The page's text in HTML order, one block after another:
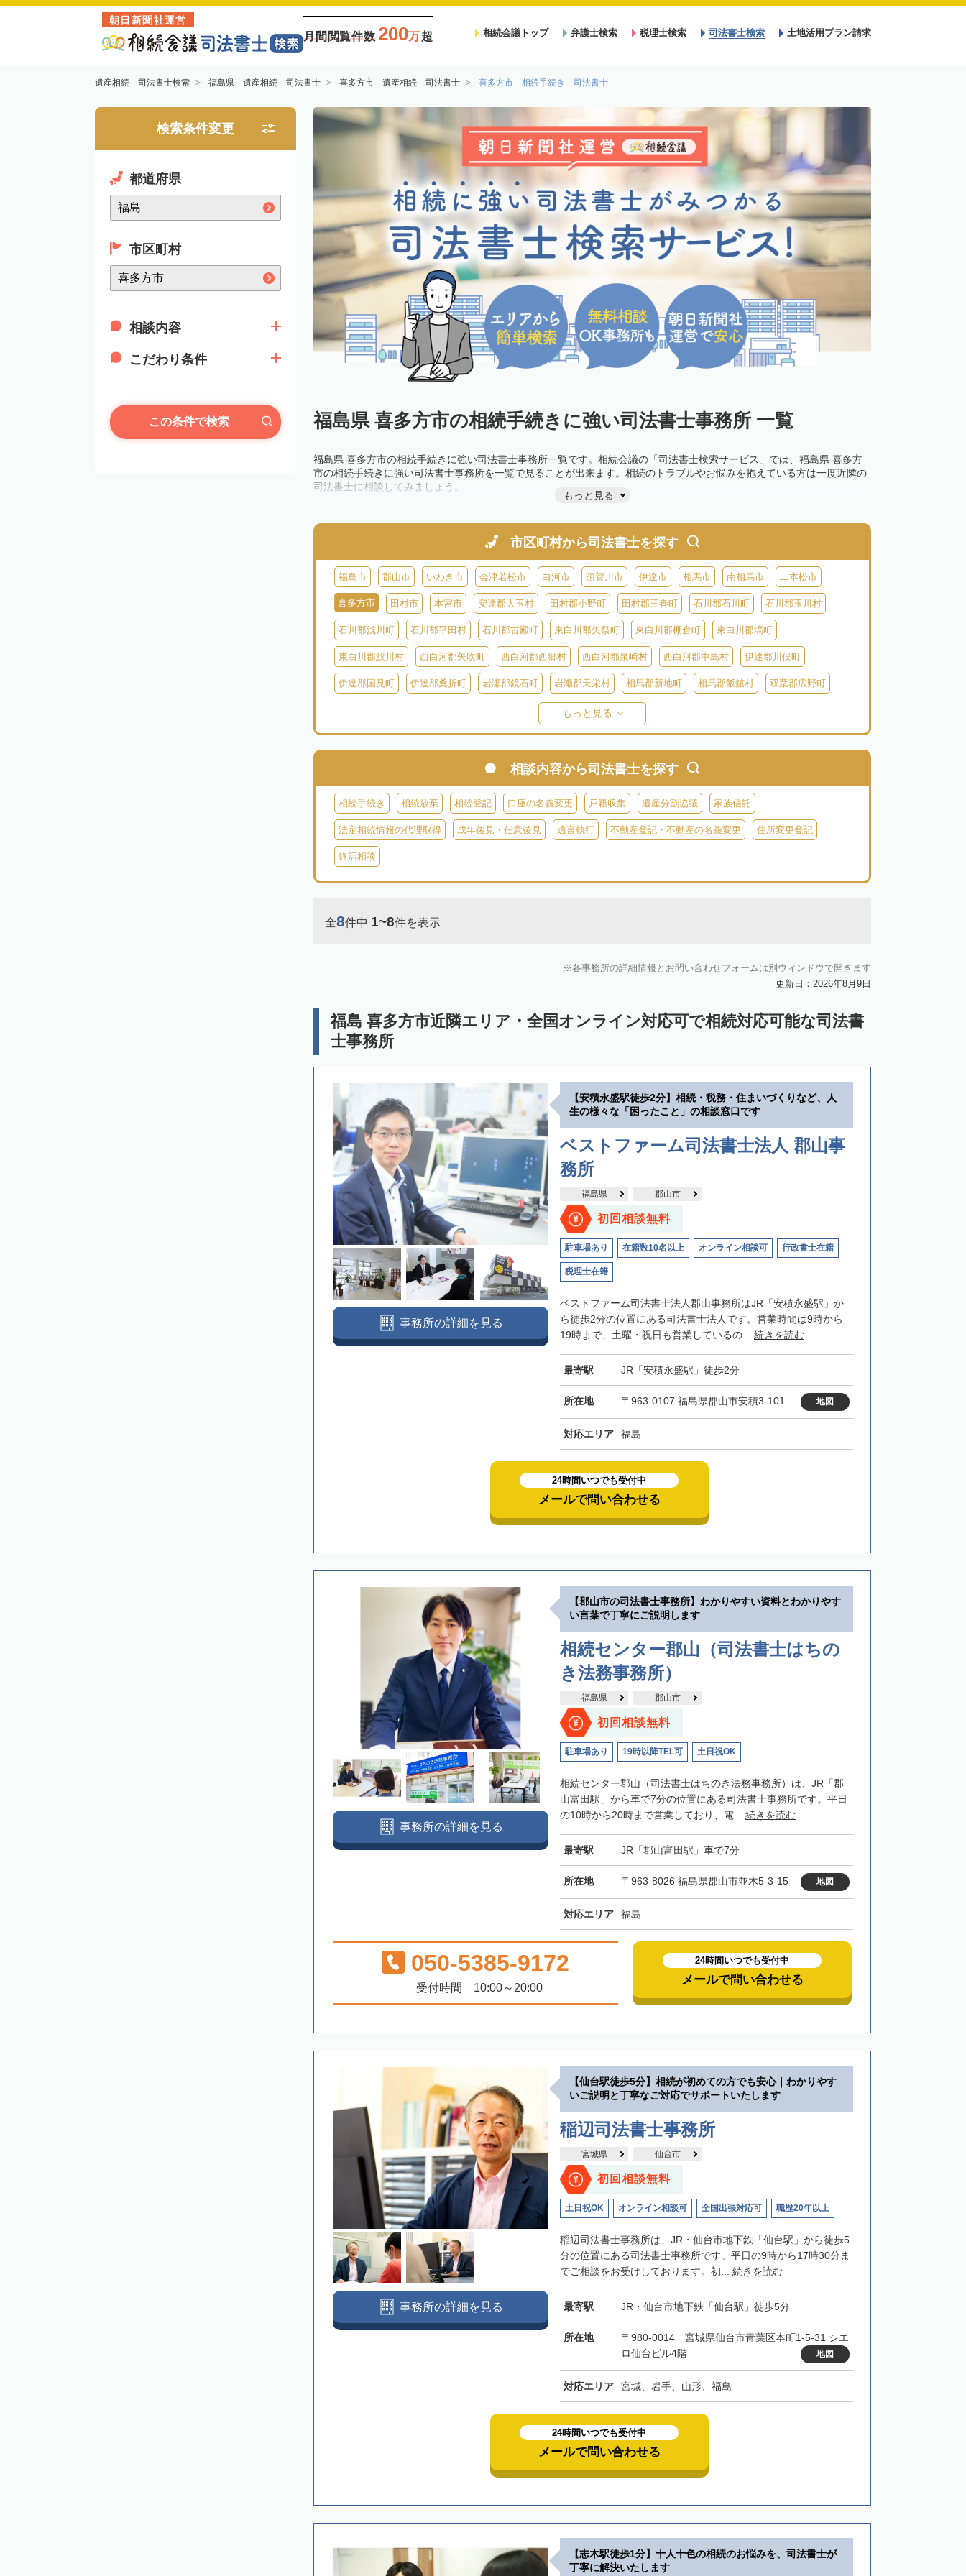
朝日新聞社運営
月間閲覧件数 200万超 相続会議トップ 弁護士検索 税理士検索 司法書士検索 土地活用プラン請求
遺産相続 司法書士検索 福島県 遺産相続 司法書士 喜多方市 遺産相続 司法書士 喜多方市 相続手続き 司法書士
検索条件変更
都道府県
市区町村
相談内容
こだわり条件
この条件で検索 福島県 喜多方市の相続手続きに強い司法書士事務所 一覧
福島県 喜多方市の相続手続きに強い司法書士事務所一覧です。相続会議の「司法書士検索サービス」では、福島県 喜多方
市の相続手続きに強い司法書士事務所を一覧で見ることが出来ます。相続のトラブルやお悩みを抱えている方は一度近隣の
司法書士に相談してみましょう。
もっと見る
市区町村から司法書士を探す
福島市 郡山市 いわき市 会津若松市 白河市 須賀川市 伊達市 相馬市 南相馬市 二本松市
喜多方市 田村市 本宮市 安達郡大玉村 田村郡小野町 田村郡三春町 石川郡石川町 石川郡玉川村
石川郡浅川町 石川郡平田村 石川郡古殿町 東白川郡矢祭町 東白川郡棚倉町 東白川郡塙町
東白川郡鮫川村 西白河郡矢吹町 西白河郡西郷村 西白河郡泉崎村 西白河郡中島村 伊達郡川俣町
伊達郡国見町 伊達郡桑折町 岩瀬郡鏡石町 岩瀬郡天栄村 相馬郡新地町 相馬郡飯舘村 双葉郡広野町
双葉郡浪江町
耶麻郡猪苗代町 耶麻郡磐梯町 耶麻郡西会津町 耶麻郡北塩原村 河沼郡会津坂下町 河沼郡柳津町
大沼郡金山町 大沼郡三島町 大沼郡昭和村
南会津郡下郷町 南会津郡只見町 南会津郡檜枝岐村
もっと見る
相談内容から司法書士を探す
相続手続き 相続放棄 相続登記 口座の名義変更 戸籍収集 遺産分割協議 家族信託
法定相続情報の代理取得 成年後見・任意後見 遺言執行 不動産登記・不動産の名義変更 住所変更登記
終活相談
全8件中 1~8件を表示
各事務所の詳細情報とお問い合わせフォームは別ウィンドウで開きます
更新日：2026年8月9日
福島 喜多方市近隣エリア・全国オンライン対応可で相続対応可能な司法書
士事務所
【安積永盛駅徒歩2分】相続・税務・住まいづくりなど、人
生の様々な「困ったこと」の相談窓口です
ベストファーム司法書士法人 郡山事
務所
福島県 郡山市
初回相談無料
駐車場あり 在籍数10名以上 オンライン相談可 行政書士在籍
税理士在籍
ベストファーム司法書士法人郡山事務所はJR「安積永盛駅」か
ら徒歩2分の位置にある司法書士法人です。営業時間は9時から
19時まで、土曜・祝日も営業しているの... 続きを読む
最寄駅 JR「安積永盛駅」徒歩2分
所在地 〒963-0107 福島県郡山市安積3-101 地図
対応エリア 福島
事務所の詳細を見る
24時間いつでも受付中
メールで問い合わせる
【郡山市の司法書士事務所】わかりやすい資料とわかりやす
い言葉で丁寧にご説明します
相続センター郡山（司法書士はちの
き法務事務所）
福島県 郡山市
初回相談無料
駐車場あり 19時以降TEL可 土日祝OK
相続センター郡山（司法書士はちのき法務事務所）は、JR「郡
山富田駅」から車で7分の位置にある司法書士事務所です。平日
の10時から20時まで営業しており、電... 続きを読む
最寄駅 JR「郡山富田駅」車で7分
所在地 〒963-8026 福島県郡山市並木5-3-15 地図
対応エリア 福島
事務所の詳細を見る
050-5385-9172
受付時間 10:00～20:00
24時間いつでも受付中
メールで問い合わせる
【仙台駅徒歩5分】相続が初めての方でも安心｜わかりやす
いご説明と丁寧なご対応でサポートいたします
稲辺司法書士事務所
宮城県 仙台市
初回相談無料
土日祝OK オンライン相談可 全国出張対応可 職歴20年以上
稲辺司法書士事務所は、JR・仙台市地下鉄「仙台駅」から徒歩5
分の位置にある司法書士事務所です。平日の9時から17時30分ま
でご相談をお受けしております。初... 続きを読む
最寄駅 JR・仙台市地下鉄「仙台駅」徒歩5分
所在地
〒980-0014 宮城県仙台市青葉区本町1-5-31 シエ
ロ仙台ビル4階
地図
対応エリア 宮城、岩手、山形、福島
事務所の詳細を見る
24時間いつでも受付中
メールで問い合わせる
【志木駅徒歩1分】十人十色の相続のお悩みを、司法書士が
丁寧に解決いたします